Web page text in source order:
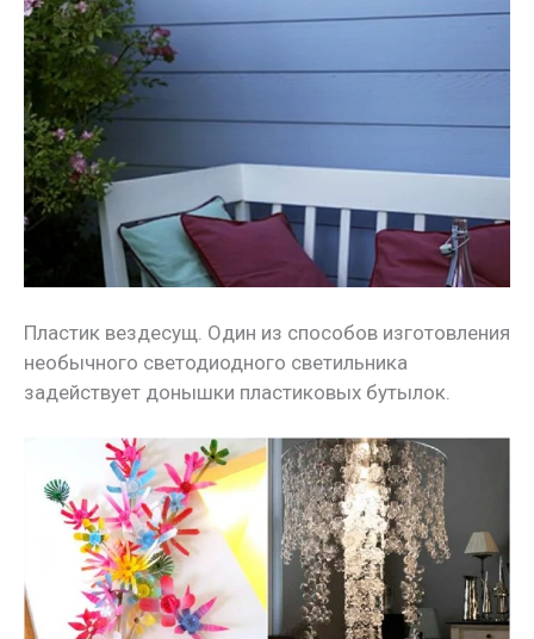
Пластик вездесущ. Один из способов изготовления
необычного светодиодного светильника
задействует донышки пластиковых бутылок.